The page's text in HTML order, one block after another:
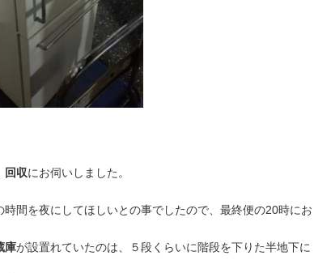
回収にお伺いしました。
間を夜にしてほしいとの事でしたので、最終便の20時にお
庫が設置れていたのは、５段くらいに階段を下りた半地下に